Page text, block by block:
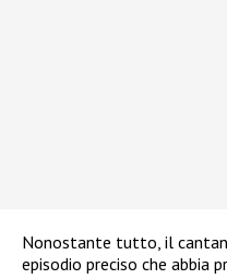
Nonostante tutto, il
episodio preciso che abbia